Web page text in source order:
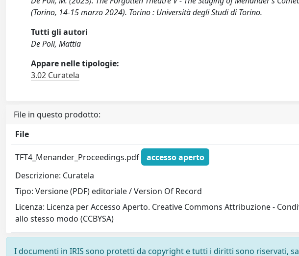
(Torino, 14-15 marzo 2024). Torino : Università degli Studi di Torino.
Tutti gli autori
De Poli, Mattia
Appare nelle tipologie:
3.02 Curatela
File in questo prodotto:
File
TFT4_Menander_Proceedings.pdf
accesso aperto
Descrizione: Curatela
Tipo: Versione (PDF) editoriale / Version Of Record
Licenza: Licenza per Accesso Aperto. Creative Commons Attribuzione -
allo stesso modo (CCBYSA)
I documenti in IRIS sono protetti da copyright e tutti i diritti sono riservati,